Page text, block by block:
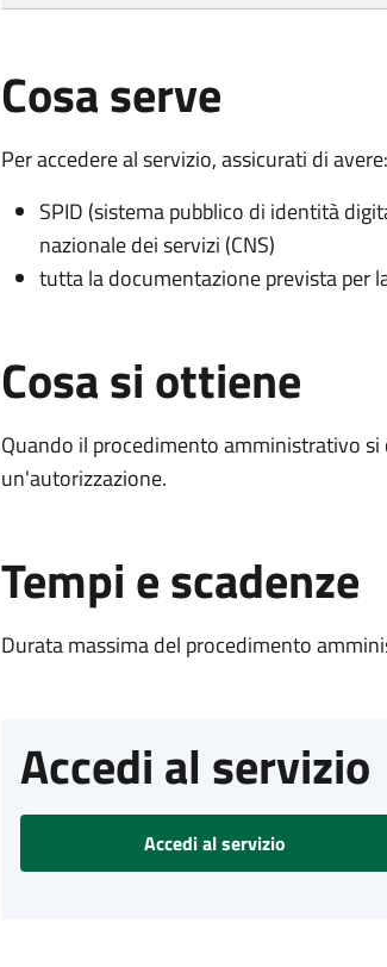
Cosa serve
Per accedere al servizio, assicurati di avere:
SPID (sistema pubblico di identità
nazionale dei servizi (CNS)
tutta la documentazione prevista per
Cosa si ottiene
Quando il procedimento amministrativo
un'autorizzazione.
Tempi e scadenze
Durata massima del procedimento
Accedi al servizio
Accedi al servizio